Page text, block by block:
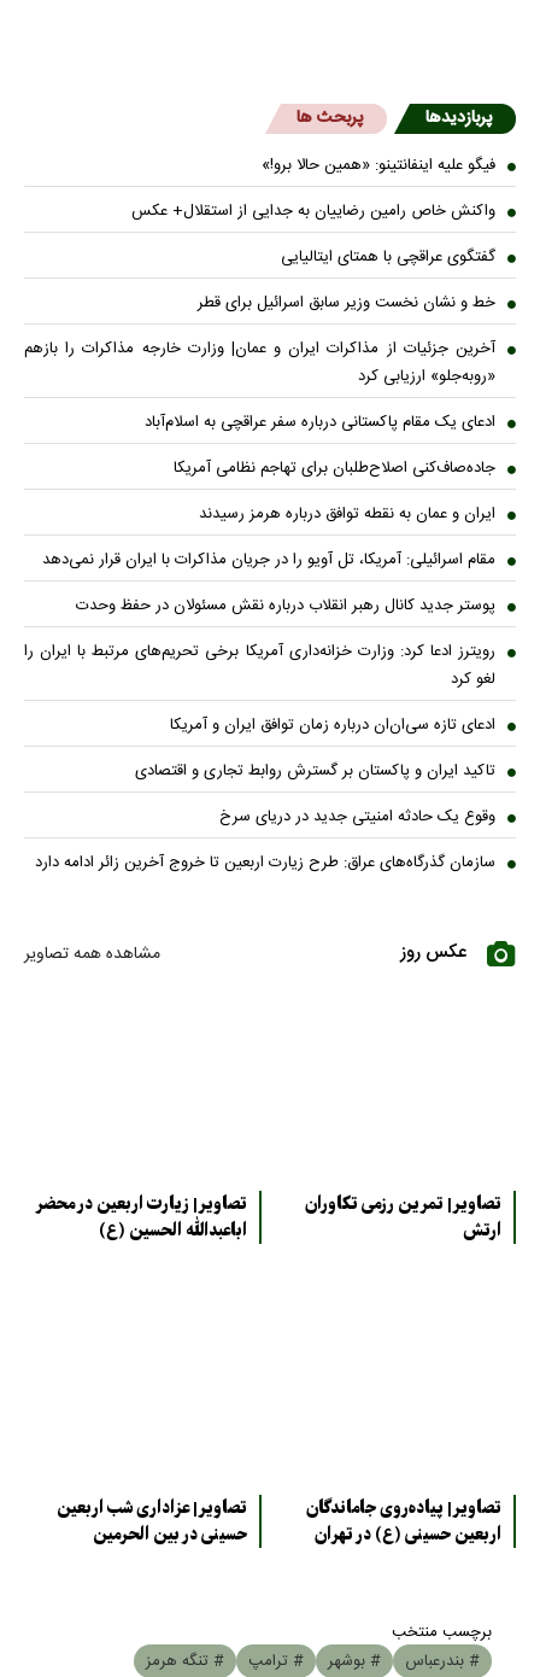
پربازدیدها پربحث ها
فیگو علیه اینفانتینو: «همین حالا برو!»
واکنش خاص رامین رضاییان به جدایی از استقلال+ عکس
گفتگوی عراقچی با همتای ایتالیایی
خط و نشان نخست وزیر سابق اسرائیل برای قطر
آخرین جزئیات از مذاکرات ایران و عمان| وزارت خارجه مذاکرات را بازهم
«روبه‌جلو» ارزیابی کرد
ادعای یک مقام پاکستانی درباره سفر عراقچی به اسلام‌آباد
جاده‌صاف‌کنی اصلاح‌طلبان برای تهاجم نظامی آمریکا
ایران و عمان به نقطه توافق درباره هرمز رسیدند
مقام اسرائیلی: آمریکا، تل آویو را در جریان مذاکرات با ایران قرار نمی‌دهد
پوستر جدید کانال رهبر انقلاب درباره نقش مسئولان در حفظ وحدت
رویترز ادعا کرد: وزارت خزانه‌داری آمریکا برخی تحریم‌های مرتبط با ایران را
لغو کرد
ادعای تازه سی‌ان‌ان درباره زمان توافق ایران و آمریکا
تاکید ایران و پاکستان بر گسترش روابط تجاری و اقتصادی
وقوع یک حادثه امنیتی جدید در دریای سرخ
سازمان گذرگاه‌های عراق: طرح زیارت اربعین تا خروج آخرین زائر ادامه دارد
عکس روز مشاهده همه تصاویر
تصاویر| تمرین رزمی تکاوران
ارتش
تصاویر| زیارت اربعین در محضر
اباعبدالله الحسین (ع)
تصاویر| پیاده‌روی جاماندگان
اربعین حسینی (ع) در تهران
تصاویر| عزاداری شب اربعین
حسینی در بین الحرمین
برچسب منتخب
# بندرعباس
# بوشهر # ترامپ
# تنگه هرمز